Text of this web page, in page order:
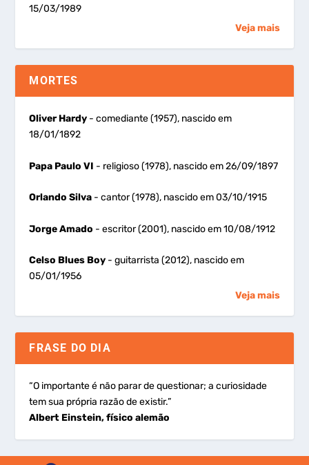
15/03/1989
Veja mais
MORTES
Oliver Hardy - comediante (1957), nascido em
18/01/1892
Papa Paulo VI - religioso (1978), nascido em 26/09/1897
Orlando Silva - cantor (1978), nascido em 03/10/1915
Jorge Amado - escritor (2001), nascido em 10/08/1912
Celso Blues Boy - guitarrista (2012), nascido em
05/01/1956
Veja mais
FRASE DO DIA
“O importante é não parar de questionar; a curiosidade
tem sua própria razão de existir.”
Albert Einstein, físico alemão